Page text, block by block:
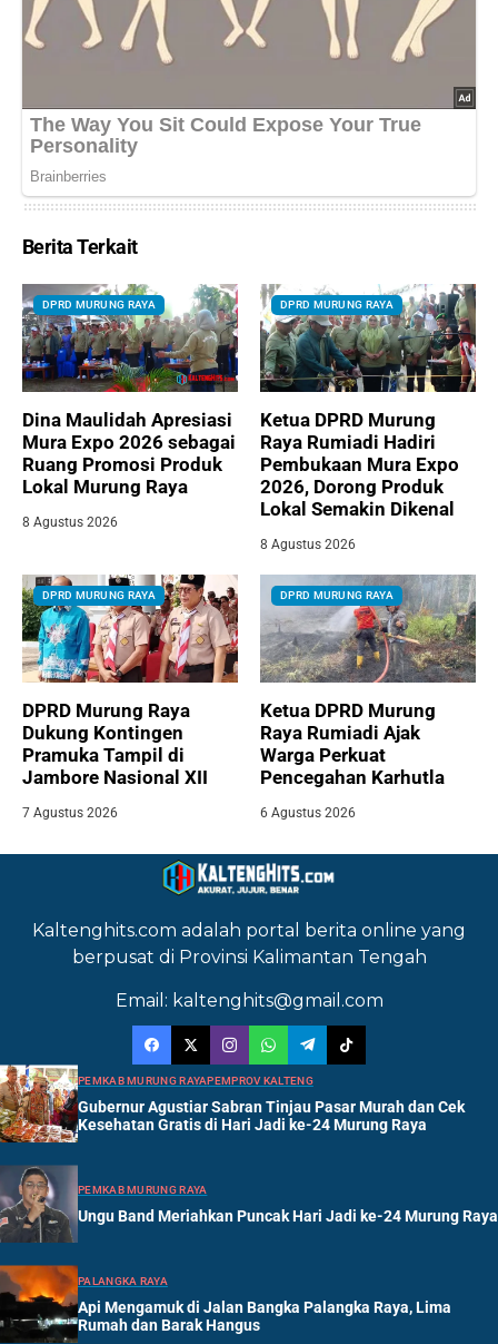
Berita Terkait
DPRD MURUNG RAYA
Dina Maulidah Apresiasi
Mura Expo 2026 sebagai
Ruang Promosi Produk
Lokal Murung Raya
8 Agustus 2026
DPRD MURUNG RAYA
Ketua DPRD Murung
Raya Rumiadi Hadiri
Pembukaan Mura Expo
2026, Dorong Produk
Lokal Semakin Dikenal
8 Agustus 2026
DPRD MURUNG RAYA
DPRD Murung Raya
Dukung Kontingen
Pramuka Tampil di
Jambore Nasional XII
7 Agustus 2026
DPRD MURUNG RAYA
Ketua DPRD Murung
Raya Rumiadi Ajak
Warga Perkuat
Pencegahan Karhutla
6 Agustus 2026
Kaltenghits.com adalah portal berita online yang
berpusat di Provinsi Kalimantan Tengah
Email: kaltenghits@gmail.com
PEMKAB MURUNG RAYAPEMPROV KALTENG
Gubernur Agustiar Sabran Tinjau Pasar Murah dan Cek
Kesehatan Gratis di Hari Jadi ke-24 Murung Raya
PEMKAB MURUNG RAYA
Ungu Band Meriahkan Puncak Hari Jadi ke-24 Murung Raya
PALANGKA RAYA
Api Mengamuk di Jalan Bangka Palangka Raya, Lima
Rumah dan Barak Hangus